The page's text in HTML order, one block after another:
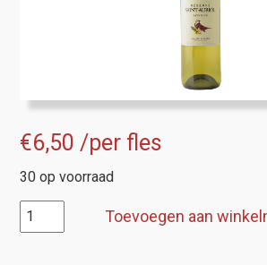
€6,50 /per fles
30 op voorraad
IGP
d'Oc,
Toevoegen aan